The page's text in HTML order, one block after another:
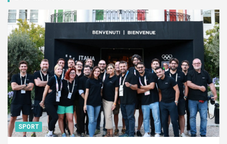
SPORT